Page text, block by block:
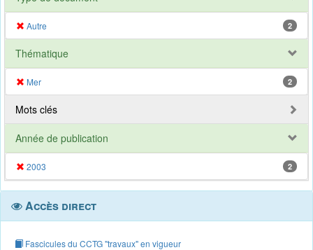
Autre 2
Thématique
Mer 2
Mots clés
Année de publication
2003 2
Accès direct
Fascicules du CCTG "travaux" en vigueur